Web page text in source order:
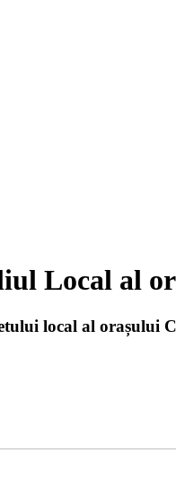
Local al
local al orașului